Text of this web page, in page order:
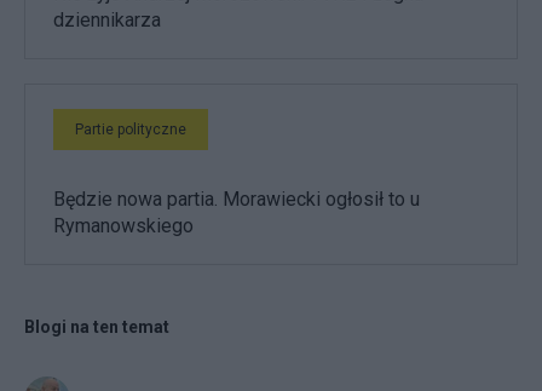
dziennikarza
Partie polityczne
Będzie nowa partia. Morawiecki ogłosił to u
Rymanowskiego
Blogi na ten temat